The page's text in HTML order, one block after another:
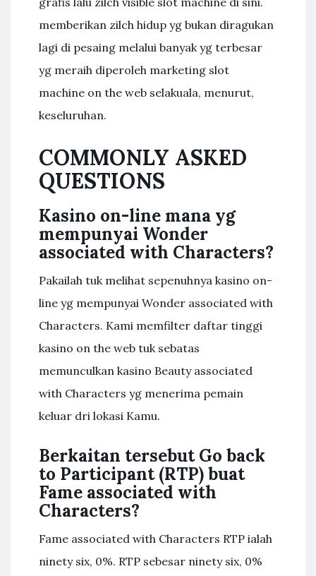
memberikan zilch hidup yg bukan diragukan
lagi di pesaing melalui banyak yg terbesar
yg meraih diperoleh marketing slot
machine on the web selakuala, menurut,
keseluruhan.
COMMONLY ASKED
QUESTIONS
Kasino on-line mana yg
mempunyai Wonder
associated with Characters?
Pakailah tuk melihat sepenuhnya kasino on-
line yg mempunyai Wonder associated with
Characters. Kami memfilter daftar tinggi
kasino on the web tuk sebatas
memunculkan kasino Beauty associated
with Characters yg menerima pemain
keluar dri lokasi Kamu.
Berkaitan tersebut Go back
to Participant (RTP) buat
Fame associated with
Characters?
Fame associated with Characters RTP ialah
ninety six, 0%. RTP sebesar ninety six, 0%